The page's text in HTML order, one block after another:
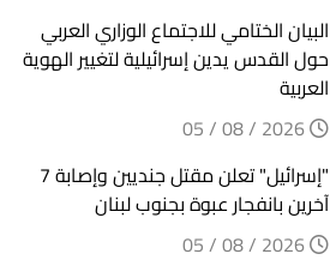
البيان الختامي للاجتماع الوزاري العربي
حول القدس يدين إسرائيلية لتغيير الهوية
العربية
"إسرائيل" تعلن مقتل جنديين وإصابة 7
آخرين بانفجار عبوة بجنوب لبنان